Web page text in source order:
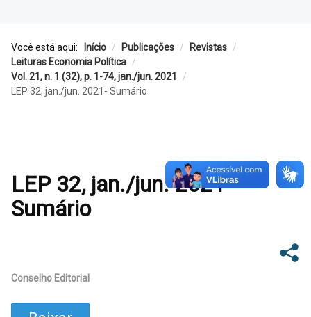
Você está aqui: Início / Publicações / Revistas /
Leituras Economia Política /
Vol. 21, n. 1 (32), p. 1-74, jan./jun. 2021
/
LEP 32, jan./jun. 2021- Sumário
LEP 32, jan./jun. 2021-
Sumário
Conselho Editorial